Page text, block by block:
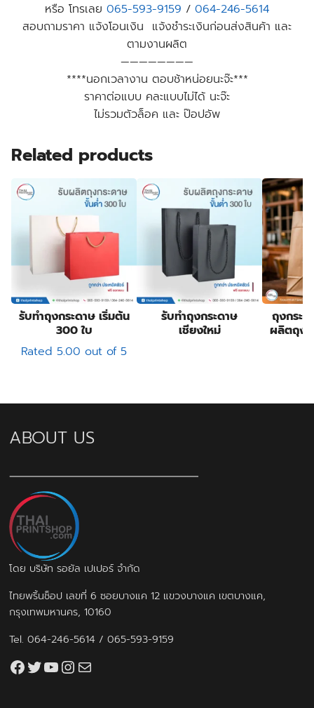
หรือ โทรเลย 065-593-9159 / 064-246-5614
สอบถามราคา แจ้งโอนเงิน แจ้งชำระเงินก่อนส่งสินค้า และ
ตามงานผลิต
————————
****นอกเวลางาน ตอบช้าหน่อยนะจ๊ะ***
ราคาต่อแบบ คละแบบไม่ได้ นะจ๊ะ
ไม่รวมตัวล็อค และ ป๊อปอัพ
Related products
รับทําถุงกระดาษ เริ่มต้น
300 ใบ
Rated5.00 out of 5
รับทําถุงกระดาษ
เชียงใหม่
ถุงกระ
ผลิตถุงก
ABOUT US
โดย บริษัท รอยัล เปเปอร์ จำกัด
ไทยพริ้นช็อป เลขที่ 6 ซอยบางแค 12 แขวงบางแค เขตบางแค,
กรุงเทพมหานคร, 10160
Tel.064-246-5614 /065-593-9159
Facebook
Twitter
YouTube
Instagram
thaiprintshop.aw@gmail.com